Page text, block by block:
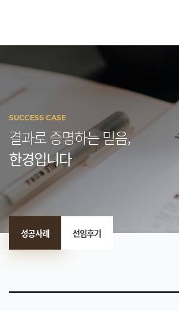
SUCCESS CASE
결과로 증명하는 믿음,
한경입니다
성공사례 선임후기